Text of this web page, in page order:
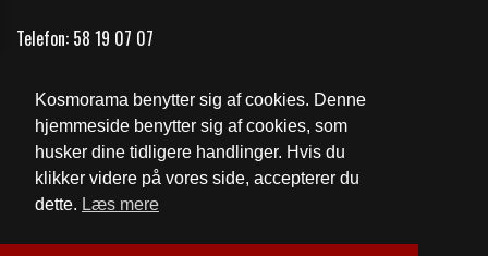
Kosmorama benytter sig af cookies. Denne
hjemmeside benytter sig af cookies, som
husker dine tidligere handlinger. Hvis du
klikker videre på vores side, accepterer du
dette. Læs mere
Telefon: 58 19 07 07
Åbningstider
Cookie- og privatlivspolitik